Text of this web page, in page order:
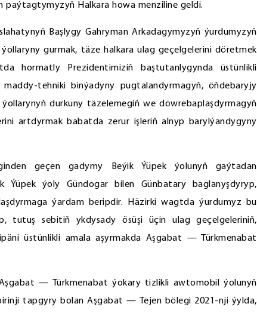
Halkara howa menziline geldi.
Başlygy Gahryman Arkadagymyzyň ýurdumyzyň
gurmak, täze halkara ulag geçelgelerini döretmek
hormatly Prezidentimiziň baştutanlygynda üstünlikli
tehniki binýadyny pugtalandyrmagyň, öňdebaryjy
durkuny täzelemegiň we döwrebaplaşdyrmagyň
artdyrmak babatda zerur işleriň alnyp barylýandygyny
geçen gadymy Beýik Ýüpek ýolunyň gaýtadan
Ýüpek ýoly Gündogar bilen Günbatary baglanyşdyryp,
ýardam beripdir. Häzirki wagtda ýurdumyz bu
tutuş sebitiň ykdysady ösüşi üçin ulag geçelgeleriniň,
üstünlikli amala aşyrmakda Aşgabat — Türkmenabat
— Türkmenabat ýokary tizlikli awtomobil ýolunyň
tapgyry bolan Aşgabat — Tejen bölegi 2021-nji ýylda,